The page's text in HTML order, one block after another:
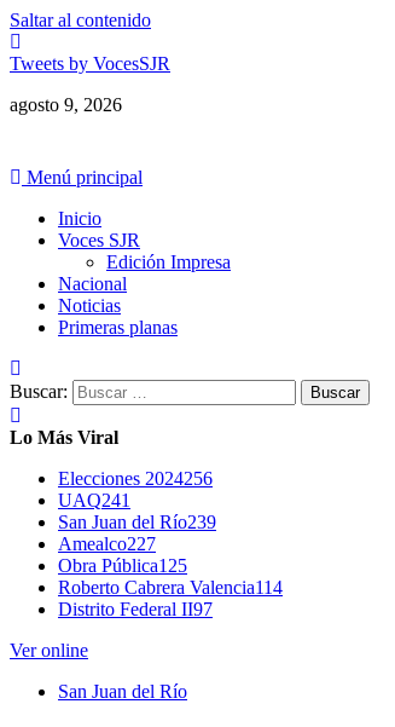
Saltar al contenido
Tweets by VocesSJR
agosto 9, 2026
Menú principal
Inicio
Voces SJR
Edición Impresa
Nacional
Noticias
Primeras planas
Buscar:
Lo Más Viral
Elecciones 2024256
UAQ241
San Juan del Río239
Amealco227
Obra Pública125
Roberto Cabrera Valencia114
Distrito Federal II97
Ver online
San Juan del Río